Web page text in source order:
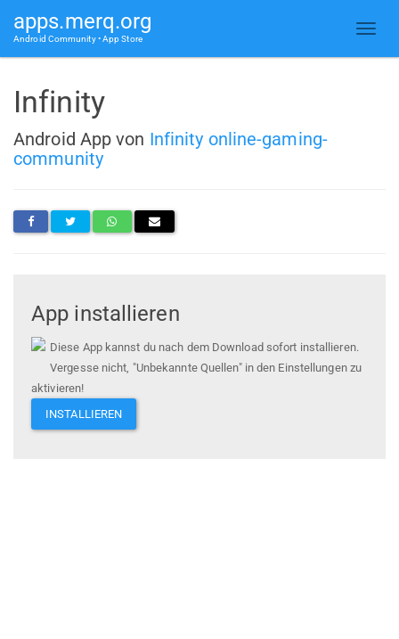
apps.merq.org
Android Community • App Store
Infinity
Android App von Infinity online-gaming-
community
App installieren
Diese App kannst du nach dem Download sofort installieren.
Vergesse nicht, "Unbekannte Quellen" in den Einstellungen zu
aktivieren!
INSTALLIEREN